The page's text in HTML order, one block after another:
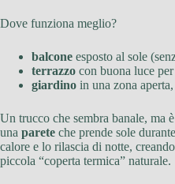
Dove funziona meglio?
balcone esposto al sole
terrazzo con buona luce
giardino in una zona
Un trucco che sembra banale, ma
una parete che prende sole
calore e lo rilascia di notte,
piccola “coperta termica” naturale.